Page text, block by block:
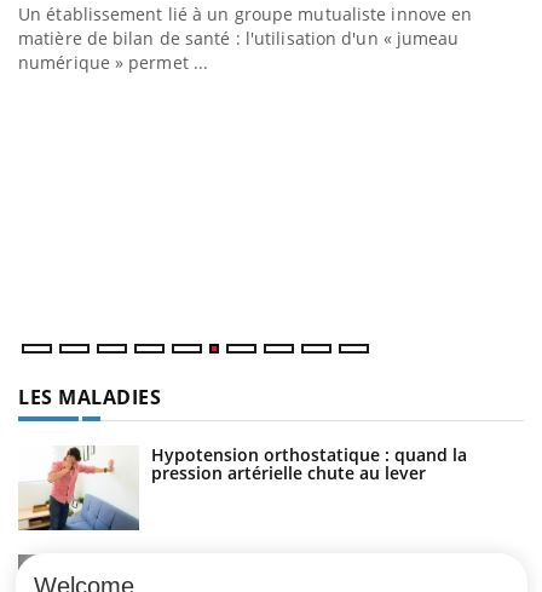
Un établissement lié à un groupe mutualiste innove en
matière de bilan de santé : l'utilisation d'un « jumeau
numérique » permet ...
LES MALADIES
Hypotension orthostatique : quand la
pression artérielle chute au lever
Welcome